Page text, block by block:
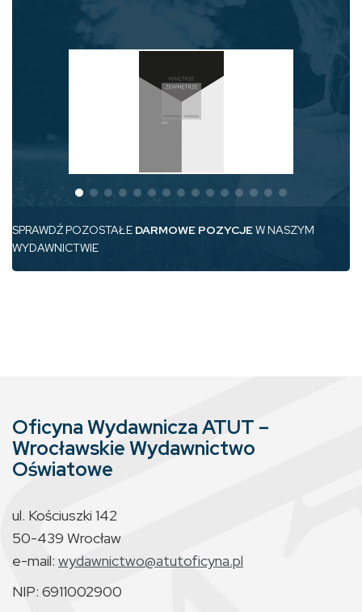
SPRAWDŹ POZOSTAŁE DARMOWE POZYCJEW NASZYM
WYDAWNICTWIE
Oficyna Wydawnicza ATUT –
Wrocławskie Wydawnictwo
Oświatowe
ul. Kościuszki 142
50-439 Wrocław
e-mail: wydawnictwo@atutoficyna.pl
NIP: 6911002900